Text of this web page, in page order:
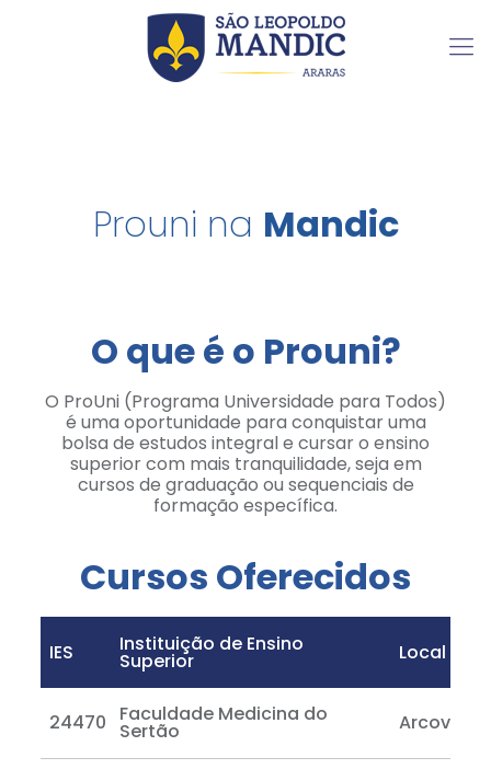
Prouni na Mandic
O que é o Prouni?
O ProUni (Programa Universidade para Todos)
é uma oportunidade para conquistar uma
bolsa de estudos integral e cursar o ensino
superior com mais tranquilidade, seja em
cursos de graduação ou sequenciais de
formação específica.
Cursos Oferecidos
IES Instituição de Ensino
Superior Local de
24470 Faculdade Medicina do
Sertão Arcoverde